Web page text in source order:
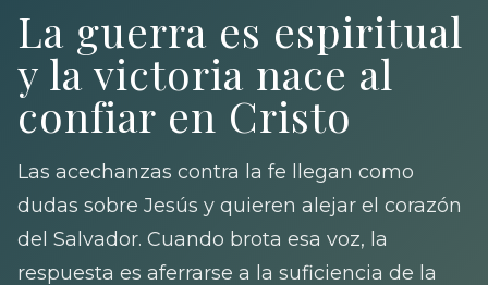
La guerra es espiritual
y la victoria nace al
confiar en Cristo
Las acechanzas contra la fe llegan como
dudas sobre Jesús y quieren alejar el corazón
del Salvador. Cuando brota esa voz, la
respuesta es aferrarse a la suficiencia de la